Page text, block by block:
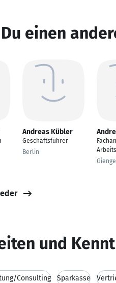
einen
Andreas Kübler
Geschäftsführer
Berlin
und
Consulting Sparkasse